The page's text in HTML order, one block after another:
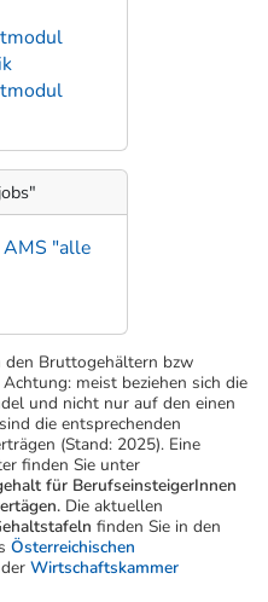
"alle
den Bruttogehältern bzw
meist beziehen sich die
und nicht nur auf den einen
die entsprechenden
(Stand: 2025). Eine
finden Sie unter
für BerufseinsteigerInnen
Die aktuellen
finden Sie in den
Österreichischen
Wirtschaftskammer